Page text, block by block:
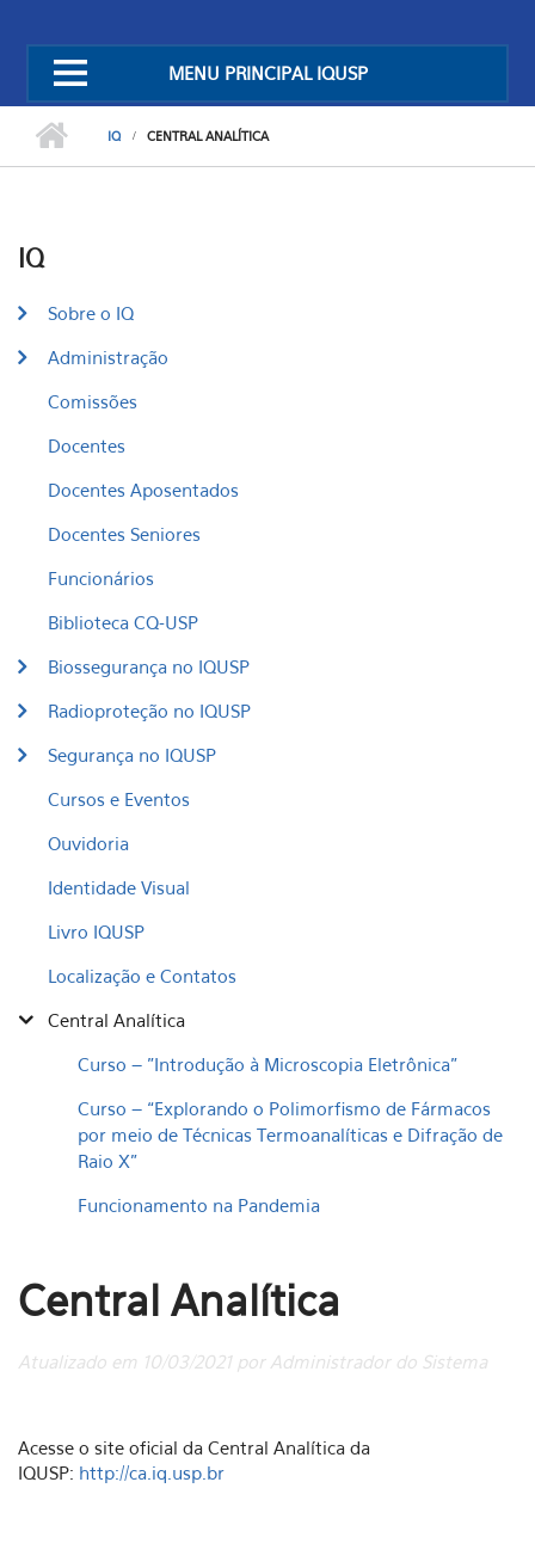
MENU PRINCIPAL IQUSP
IQ CENTRAL ANALÍTICA
IQ
Sobre o IQ
Administração
Comissões
Docentes
Docentes Aposentados
Docentes Seniores
Funcionários
Biblioteca CQ-USP
Biossegurança no IQUSP
Radioproteção no IQUSP
Segurança no IQUSP
Cursos e Eventos
Ouvidoria
Identidade Visual
Livro IQUSP
Localização e Contatos
Central Analítica
Curso – "Introdução à Microscopia Eletrônica"
Curso – “Explorando o Polimorfismo de Fármacos
por meio de Técnicas Termoanalíticas e Difração de
Raio X”
Funcionamento na Pandemia
Central Analítica
Atualizado em 10/03/2021 por Administrador do Sistema
Acesse o site oficial da Central Analítica da
IQUSP: http://ca.iq.usp.br